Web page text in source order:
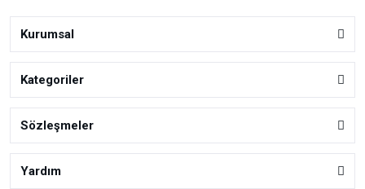
Kurumsal
Kategoriler
Sözleşmeler
Yardım